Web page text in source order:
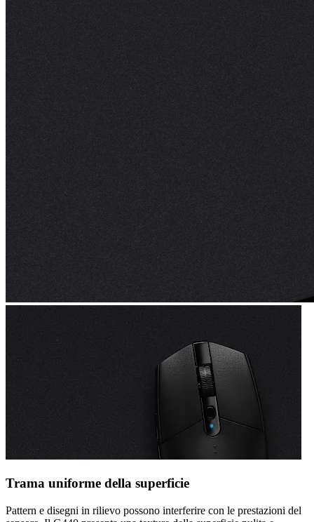
Trama uniforme della superficie
Pattern e disegni in rilievo possono interferire con le prestazioni del